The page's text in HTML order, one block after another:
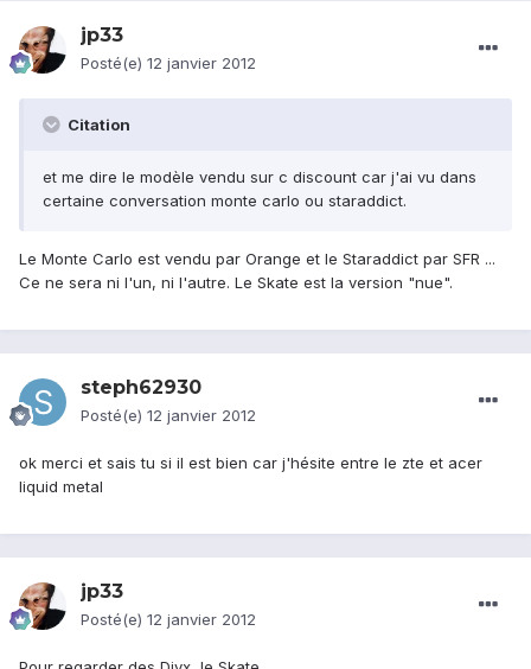
jp33
Posté(e) 12 janvier 2012
Citation
et me dire le modèle vendu sur c discount car j'ai vu dans
certaine conversation monte carlo ou staraddict.
Le Monte Carlo est vendu par Orange et le Staraddict par SFR ...
Ce ne sera ni l'un, ni l'autre. Le Skate est la version "nue".
steph62930
Posté(e) 12 janvier 2012
ok merci et sais tu si il est bien car j'hésite entre le zte et acer
liquid metal
jp33
Posté(e) 12 janvier 2012